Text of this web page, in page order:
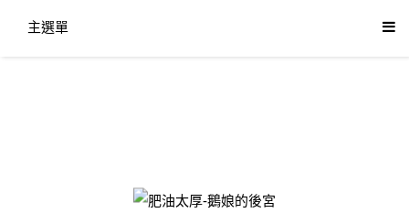
主選單
肥油太厚-鵝娘的後宮